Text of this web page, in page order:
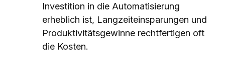
Investition in die Automatisierung
erheblich ist, Langzeiteinsparungen und
Produktivitätsgewinne rechtfertigen oft
die Kosten.